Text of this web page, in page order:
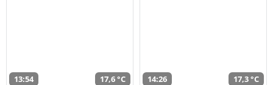
13:54 17,6 °C 14:26 17,3 °C